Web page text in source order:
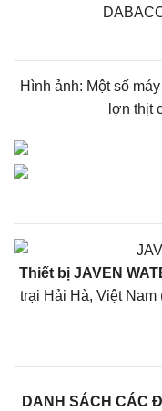
Hình ảnh: Một số
lợn thịt
Thiết bị JAVEN
trại Hải Hà, Việt
DANH SÁCH CÁC